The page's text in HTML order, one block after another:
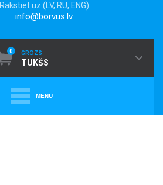
Rakstiet uz (LV, RU, ENG)
info@borvus.lv
0 GROZS
TUKŠS
MENU